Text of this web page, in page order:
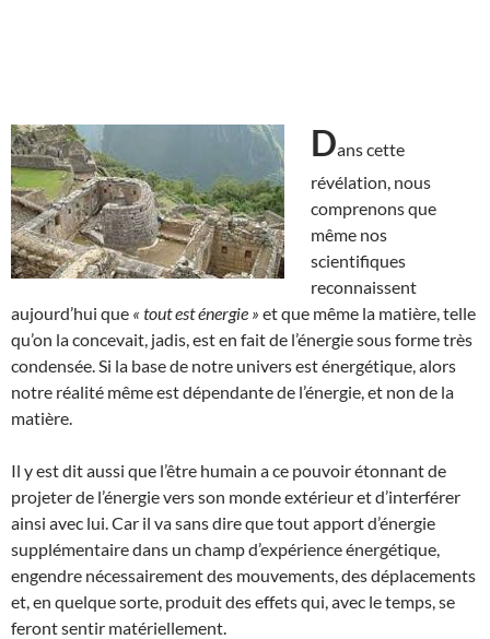
Dans cette
révélation, nous
comprenons que
même nos
scientifiques
reconnaissent
aujourd’hui que « tout est énergie » et que même la matière, telle
qu’on la concevait, jadis, est en fait de l’énergie sous forme très
condensée. Si la base de notre univers est énergétique, alors
notre réalité même est dépendante de l’énergie, et non de la
matière.
Il y est dit aussi que l’être humain a ce pouvoir étonnant de
projeter de l’énergie vers son monde extérieur et d’interférer
ainsi avec lui. Car il va sans dire que tout apport d’énergie
supplémentaire dans un champ d’expérience énergétique,
engendre nécessairement des mouvements, des déplacements
et, en quelque sorte, produit des effets qui, avec le temps, se
feront sentir matériellement.